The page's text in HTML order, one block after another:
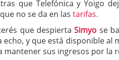
que Telefónica y Yoigo
no se da en las tarifas.
que despierta Simyo se
echo, y que está disponible al
mantener sus ingresos por la